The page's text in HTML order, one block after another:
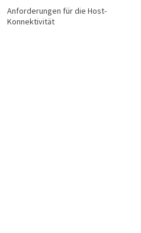
Anforderungen für die Host-
Konnektivität